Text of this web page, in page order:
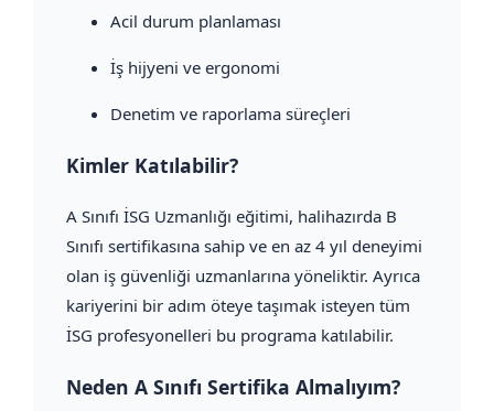
Acil durum planlaması
İş hijyeni ve ergonomi
Denetim ve raporlama süreçleri
Kimler Katılabilir?
A Sınıfı İSG Uzmanlığı eğitimi, halihazırda B
Sınıfı sertifikasına sahip ve en az 4 yıl deneyimi
olan iş güvenliği uzmanlarına yöneliktir. Ayrıca
kariyerini bir adım öteye taşımak isteyen tüm
İSG profesyonelleri bu programa katılabilir.
Neden A Sınıfı Sertifika Almalıyım?